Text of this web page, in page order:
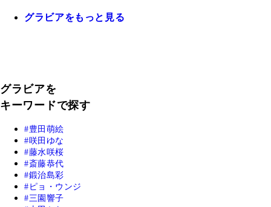
グラビアをもっと見る
グラビアを
キーワードで探す
豊田萌絵
咲田ゆな
藤水咲桜
斎藤恭代
鍛治島彩
ピョ・ウンジ
三園響子